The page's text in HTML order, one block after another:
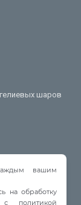
шаров
вашим
на обработку
с политикой